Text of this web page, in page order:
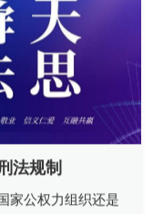
法规制
家公权力组织还是